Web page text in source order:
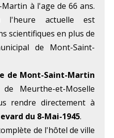
à l'age de 66 ans.
l'heure actuelle est
scientifiques en plus de
de Mont-Saint-
de Mont-Saint-Martin
Meurthe-et-Moselle
rendre directement à
du 8-Mai-1945.
de l'hôtel de ville